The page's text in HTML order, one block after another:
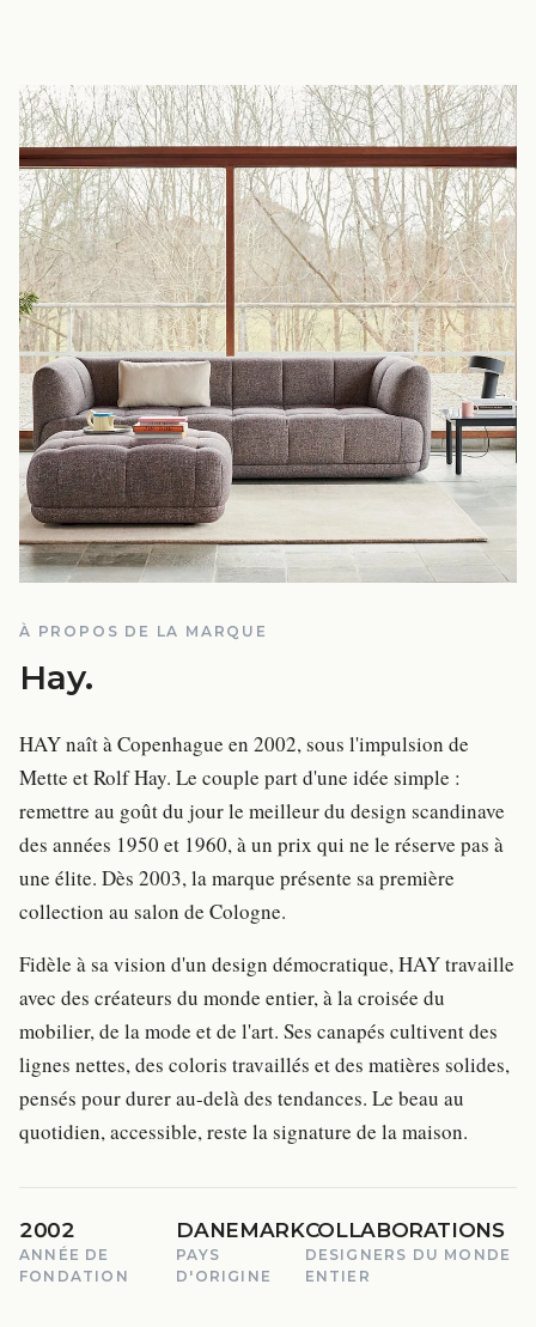
À PROPOS DE LA MARQUE
Hay.
HAY naît à Copenhague en 2002, sous l'impulsion de
Mette et Rolf Hay. Le couple part d'une idée simple :
remettre au goût du jour le meilleur du design scandinave
des années 1950 et 1960, à un prix qui ne le réserve pas à
une élite. Dès 2003, la marque présente sa première
collection au salon de Cologne.
Fidèle à sa vision d'un design démocratique, HAY travaille
avec des créateurs du monde entier, à la croisée du
mobilier, de la mode et de l'art. Ses canapés cultivent des
lignes nettes, des coloris travaillés et des matières solides,
pensés pour durer au-delà des tendances. Le beau au
quotidien, accessible, reste la signature de la maison.
2002
ANNÉE DE
FONDATION
DANEMARK
PAYS
D'ORIGINE
COLLABORATIONS
DESIGNERS DU MONDE
ENTIER